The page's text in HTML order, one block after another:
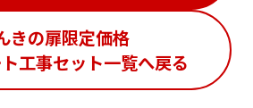
きの扉限定価格
工事セット一覧へ戻る